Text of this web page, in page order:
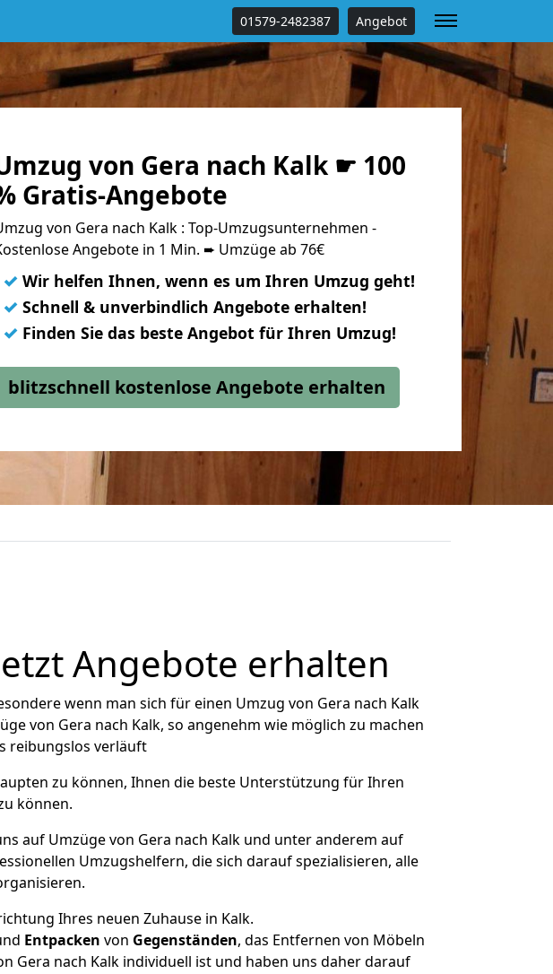
01579-2482387 Angebot
von Gera nach Kalk ☛ 100
Gratis-Angebote
von Gera nach Kalk : Top-Umzugsunternehmen -
Angebote in 1 Min. ➨ Umzüge ab 76€
✓ Wir helfen Ihnen, wenn es um Ihren Umzug geht!
✓ Schnell & unverbindlich Angebote erhalten!
✓ Finden Sie das beste Angebot für Ihren Umzug!
blitzschnell kostenlose Angebote erhalten
Angebote erhalten
wenn man sich für einen Umzug von Gera nach Kalk
von Gera nach Kalk, so angenehm wie möglich zu machen
reibungslos verläuft
zu können, Ihnen die beste Unterstützung für Ihren
können.
auf Umzüge von Gera nach Kalk und unter anderem auf
Umzugshelfern, die sich darauf spezialisieren, alle
Ihres neuen Zuhause in Kalk.
Entpacken von Gegenständen, das Entfernen von Möbeln
Gera nach Kalk individuell ist und haben uns daher darauf